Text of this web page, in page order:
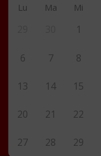
Lu Ma Mi
1
6 7 8
13 14 15
20 21 22
27 28 29